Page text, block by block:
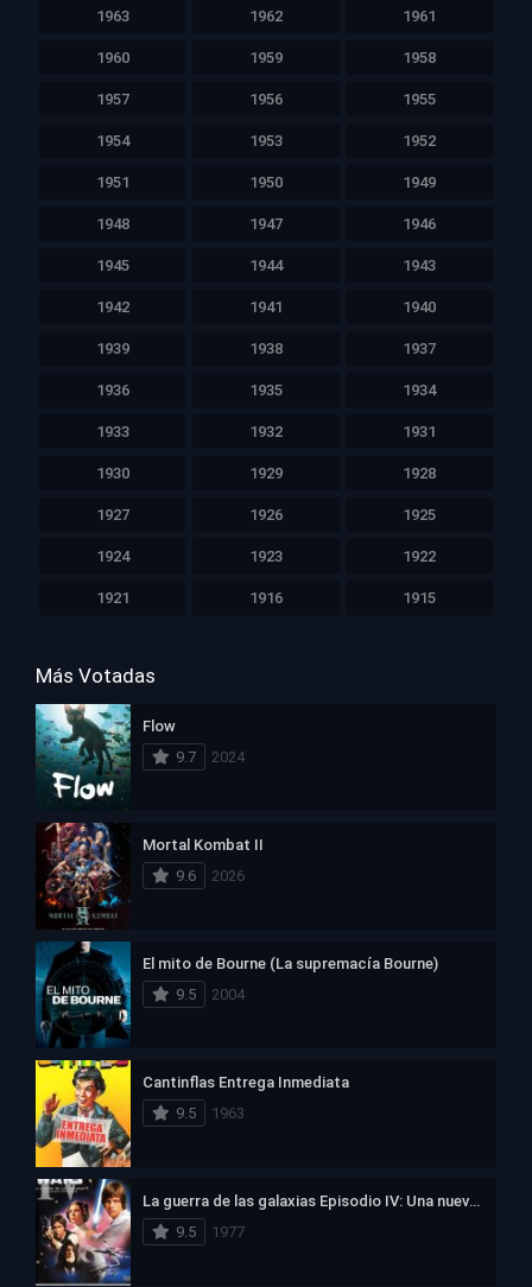
1963 1962 1961
1960 1959 1958
1957 1956 1955
1954 1953 1952
1951 1950 1949
1948 1947 1946
1945 1944 1943
1942 1941 1940
1939 1938 1937
1936 1935 1934
1933 1932 1931
1930 1929 1928
1927 1926 1925
1924 1923 1922
1921 1916 1915
Más Votadas
Flow
9.7
2024
Mortal Kombat II
9.6
2026
El mito de Bourne (La supremacía Bourne)
9.5
2004
Cantinflas Entrega Inmediata
9.5
1963
La guerra de las galaxias Episodio IV: Una nueva esperanza
9.5
1977